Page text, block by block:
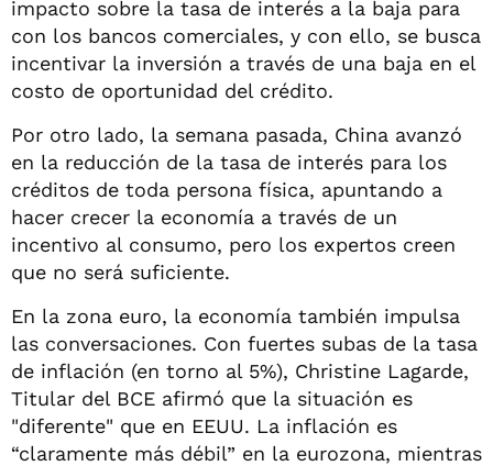
impacto sobre la tasa de interés a la baja para
con los bancos comerciales, y con ello, se busca
incentivar la inversión a través de una baja en el
costo de oportunidad del crédito.
Por otro lado, la semana pasada, China avanzó
en la reducción de la tasa de interés para los
créditos de toda persona física, apuntando a
hacer crecer la economía a través de un
incentivo al consumo, pero los expertos creen
que no será suficiente.
En la zona euro, la economía también impulsa
las conversaciones. Con fuertes subas de la tasa
de inflación (en torno al 5%), Christine Lagarde,
Titular del BCE afirmó que la situación es
"diferente" que en EEUU. La inflación es
“claramente más débil” en la eurozona, mientras